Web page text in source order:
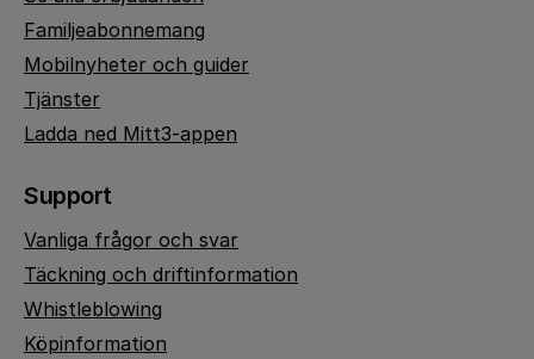
Familjeabonnemang
Mobilnyheter och guider
Tjänster
Ladda ned Mitt3-appen
Support
Vanliga frågor och svar
Täckning och driftinformation
Whistleblowing
Köpinformation